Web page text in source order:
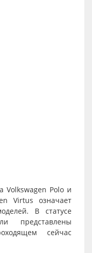
Volkswagen Polo и
Virtus означает
В статусе
представлены
сейчас